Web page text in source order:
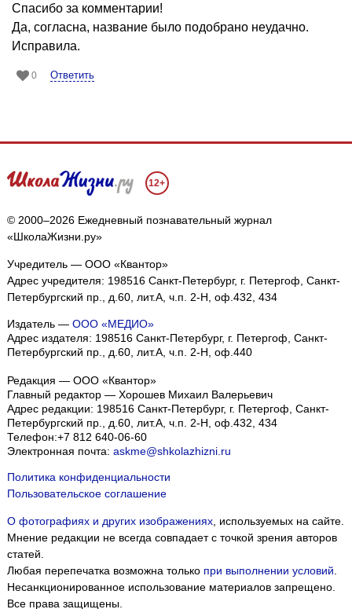
Спасибо за комментарии!
Да, согласна, название было подобрано неудачно.
Исправила.
0 Ответить
12+
© 2000–2026 Ежедневный познавательный журнал
«ШколаЖизни.ру»
Учредитель — ООО «Квантор»
Адрес учредителя: 198516 Санкт-Петербург, г. Петергоф, Санкт-
Петербургский пр., д.60, лит.А, ч.п. 2-Н, оф.432, 434
Издатель — ООО «МЕДИО»
Адрес издателя: 198516 Санкт-Петербург, г. Петергоф, Санкт-
Петербургский пр., д.60, лит.А, ч.п. 2-Н, оф.440
Редакция — ООО «Квантор»
Главный редактор — Хорошев Михаил Валерьевич
Адрес редакции: 198516 Санкт-Петербург, г. Петергоф Санкт-
Петербургский пр., д.60, лит.А, ч.п. 2-Н, оф.432, 434
Телефон:+7 812 640-06-60
Электронная почта: askme@shkolazhizni.ru
Политика конфиденциальности
Пользовательское соглашение
О фотографиях и других изображениях, используемых на сайте.
Мнение редакции не всегда совпадает с точкой зрения авторов
статей.
Любая перепечатка возможна только при выполнении условий
Несанкционированное использование материалов запрещено.
Все права защищены.